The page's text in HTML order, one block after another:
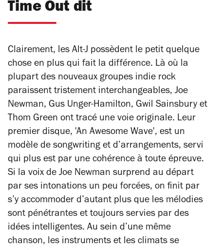
Time Out dit
Clairement, les Alt-J possèdent le petit quelque
chose en plus qui fait la différence. Là où la
plupart des nouveaux groupes indie rock
paraissent tristement interchangeables, Joe
Newman, Gus Unger-Hamilton, Gwil Sainsbury et
Thom Green ont tracé une voie originale. Leur
premier disque, 'An Awesome Wave', est un
modèle de songwriting et d’arrangements, servi
qui plus est par une cohérence à toute épreuve.
Si la voix de Joe Newman surprend au départ
par ses intonations un peu forcées, on finit par
s’y accommoder d’autant plus que les mélodies
sont pénétrantes et toujours servies par des
idées intelligentes. Au sein d’une même
chanson, les instruments et les climats se